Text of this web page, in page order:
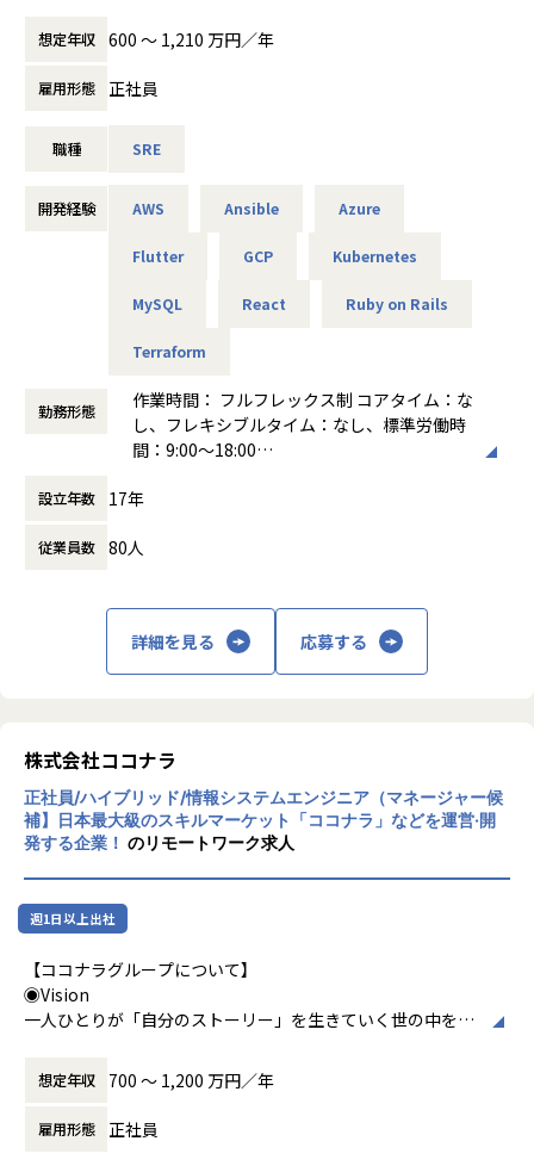
弊社には3年を目安に異動を行うローテーション制度があ
せて配属を決定し、キャリアアップを実現しています。
ヒアリングしながら自動化技術で解決できる人材を目指して
その後は技術領域に拘らずに課題発見から技術による解決が
調査・検証を行ったうえで、その知見を社内外へ積極的にア
術イベント・勉強会での登壇、アウトプット推進イベントの
企画などを通じて、技術力を発信し評価されるポジションで
EM職（エンジニアリングマネージャー）
管掌部署をテックリードしながら、マネジメントもするポジ
ションです。既存の管掌規模拡大を目指すキャリアとは別
Ansible, Terraform, GithubActions, CircleCI等CI/CD環境あ
エンジニア用PCはWindows・Mac(選択可)
言語：Java21
Node.js・JUnit・HTML・Datadog・CSS・AWS・Aerospik
eus・Amazon RDS・k6・Amazon Aurora MySQL・Amaz
n EC2・CloudFront・AWS Security Hub・AWS GuardDut
【業務の変更の範囲】
「Studyplus」は、勉強の記録を可視化し、SNSで仲間と励
まし合うことで学習を習慣化する総合学習プラットフォーム
です。会員数1,000万人を突破し、大学受験生の2人に1人以
上が利用するサービスへと成長しています。
を創る教育機関向け学習管理サービスです。全国2,800以上
ラットフォームとして、教育価値と経営価値の両立を目指し
スタディプラスのSREグループでは、学習管理プラットフォ
ム「Studyplus for School」のインフラの設計・構築・運用
各システムのインフラ基盤の安定運用・信頼性確保を中心
に、開発者がインフラを意識せず開発に集中できる環境の整
ャレンジし、開発者が技術的な懸念から解放され、教育の未
るよう支援することがSREグループのミッションです。
どんな業務か
・クラウド（AWS, GCP）を活用したサービスの設計・構
・Kubernetesを利用したサービスの構築・運用
・モニタリング・オブザーバビリティ環境の構築・運用
・各種運用の自動化
・セキュリティ対策
・コスト最適化
・システムの信頼性・パフォーマンス改善
どんなチームか
周りを担当します。
SREグループでは、お互いを尊重し、素直に前向きに取り組
む姿勢を大切にしながら、日々インフラの設計・運用に向き
を意識せず開発に集中できる環境づくりに取り組んでいま
想定年収 600 〜 1,210 万円／年
雇用形態 正社員
職種 SRE
開発経験 AWS Ansible Azure
Flutter GCP Kubernetes
MySQL React Ruby on Rails
Terraform
勤務形態
作業時間： フルフレックス制 コアタイム：な
し、フレキシブルタイム：なし、標準労働時
間：9:00～18:00
時間外労働の有無： 有（月平均10時間）
設立年数 17年
従業員数 80人
詳細を見る 応募する
株式会社ココナラ
正社員/ハイブリッド/情報システムエンジニア（マネージャー候
補】日本最大級のスキルマーケット「ココナラ」などを運営·開
発する企業！ のリモートワーク求人
週1日以上出社
【ココナラグループについて】
◉Vision
一人ひとりが「自分のストーリー」を生きていく世の中をつ
◉Mission
スキル・知識・経験の可視化とマッチングを通じて、あらゆ
る人にバッターボックス（機会）を提供していきます。
想定年収 700 〜 1,200 万円／年
雇用形態 正社員